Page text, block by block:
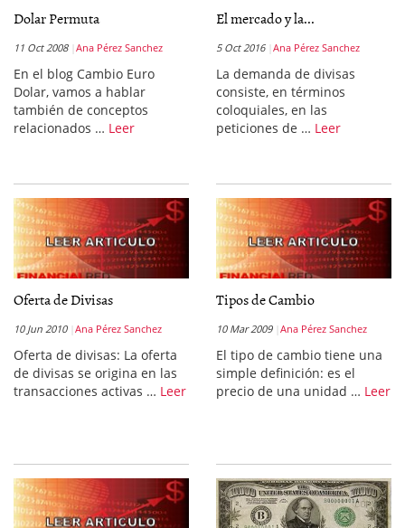
Dolar Permuta
11 Oct 2008 Ana Pérez Sanchez
En el blog Cambio Euro
Dolar, vamos a hablar
también de conceptos
relacionados … Leer
El mercado y la...
5 Oct 2016 Ana Pérez Sanchez
La demanda de divisas
consiste, en términos
coloquiales, en las
peticiones de … Leer
Oferta de Divisas
10 Jun 2010 Ana Pérez Sanchez
Oferta de divisas: La oferta
de divisas se origina en las
transacciones activas … Leer
Tipos de Cambio
10 Mar 2009 Ana Pérez Sanchez
El tipo de cambio tiene una
simple definición: es el
precio de una unidad … Leer